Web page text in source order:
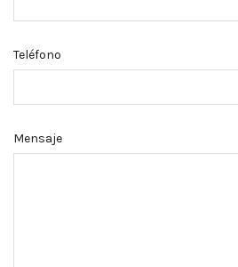
Teléfono
Mensaje